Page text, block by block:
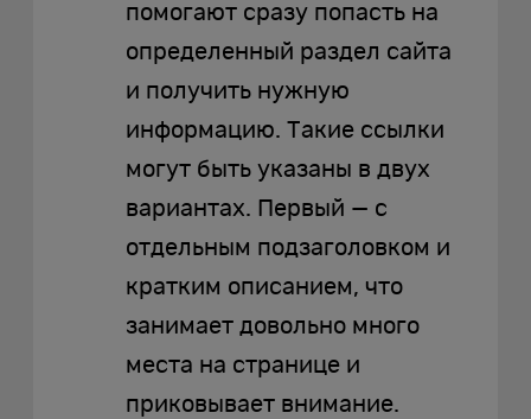
помогают сразу попасть на
определенный раздел сайта
и получить нужную
информацию. Такие ссылки
могут быть указаны в двух
вариантах. Первый — с
отдельным подзаголовком и
кратким описанием, что
занимает довольно много
места на странице и
приковывает внимание.